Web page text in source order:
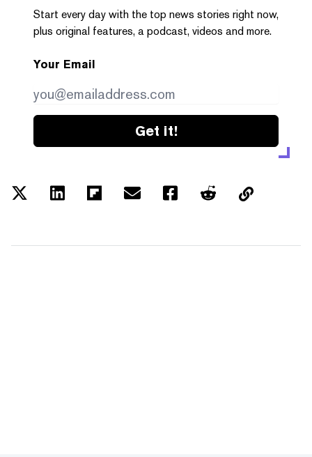
Start every day with the top news stories right now,
plus original features, a podcast, videos and more.
Your Email
Get it!